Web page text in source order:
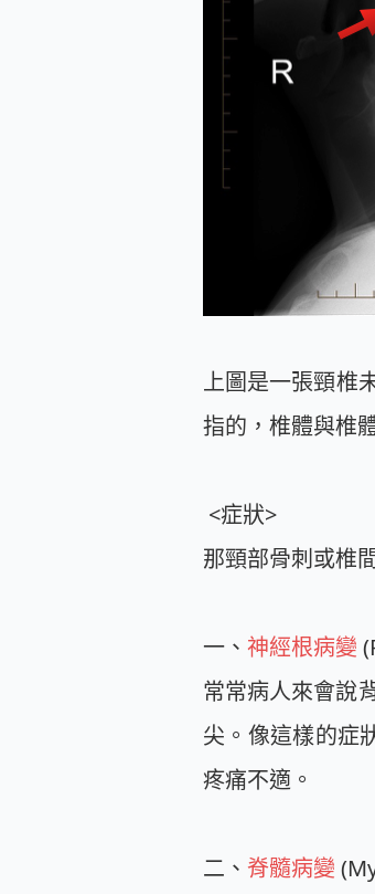
上圖是一張頸椎
指的，椎體與椎
<症狀>
那頸部骨刺或椎
一、 神經根病變
常常病人來會說
尖。像這樣的症
疼痛不適。
二、 脊髓病變